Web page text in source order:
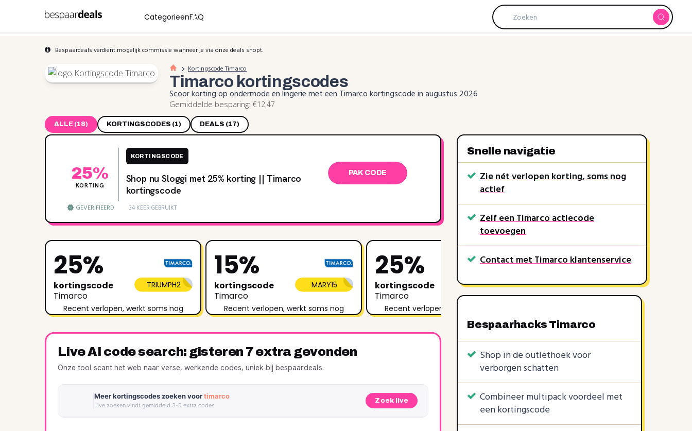
CategorieënFAQ
Bespaardeals verdient mogelijk commissie wanneer je via onze deals shopt.
Kortingscode Timarco
Timarco kortingscodes
Scoor korting op ondermode en lingerie met een Timarco kortingscode in augustus 2026
Gemiddelde besparing: €12,47
ALLE (18) KORTINGSCODES (1) DEALS (17)
25%
KORTING
KORTINGSCODE
Shop nu Sloggi met 25‌% korting || Timarco
kortingscode
PAK CODE
GEVERIFIEERD 34 KEER GEBRUIKT
25%
kortingscode
Timarco
TRIUMPH2
Recent verlopen, werkt soms nog
15%
kortingscode
Timarco
MARY15
Recent verlopen, werkt soms nog
25%
kortingscode
Timarco
SLOGGI25
Recent verlopen, werkt soms nog
25%
kortingscode
Timarco
automati
Live AI code search: gisteren 7 extra gevonden
Onze tool scant het web naar verse, werkende codes, uniek bij bespaardeals.
Meer kortingscodes zoeken voortimarco
Live zoeken vindt gemiddeld 3-5 extra codes
Zoek live
Snelle navigatie
Zie nét verlopen korting, soms nog
actief
Zelf een Timarco actiecode
toevoegen
Contact met Timarco klantenservice
Bespaarhacks Timarco
Shop in de outlethoek voor
verborgen schatten
Combineer multipack voordeel met
een kortingscode